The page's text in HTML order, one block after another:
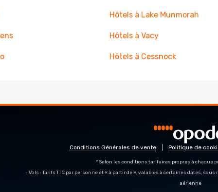
Hôtels à Lake Munmorah
Hôtels à Vacy
Hôtels à Cessnock
Conditions Générales de vente Politique de
* Selon les conditions tarifaires propres à chaque
- Vols : Tarifs TTC par personne et « à partir de », valables à certaines dates,
aérienne